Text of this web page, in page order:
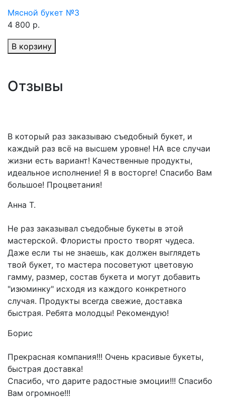
Мясной букет №3
4 800 р.
В корзину
Отзывы
В который раз заказываю съедобный букет, и
каждый раз всё на высшем уровне! НА все случаи
жизни есть вариант! Качественные продукты,
идеальное исполнение! Я в восторге! Спасибо Вам
большое! Процветания!
Анна Т.
Не раз заказывал съедобные букеты в этой
мастерской. Флористы просто творят чудеса.
Даже если ты не знаешь, как должен выглядеть
твой букет, то мастера посоветуют цветовую
гамму, размер, состав букета и могут добавить
"изюминку" исходя из каждого конкретного
случая. Продукты всегда свежие, доставка
быстрая. Ребята молодцы! Рекомендую!
Борис
Прекрасная компания!!! Очень красивые букеты,
быстрая доставка!
Спасибо, что дарите радостные эмоции!!! Спасибо
Вам огромное!!!